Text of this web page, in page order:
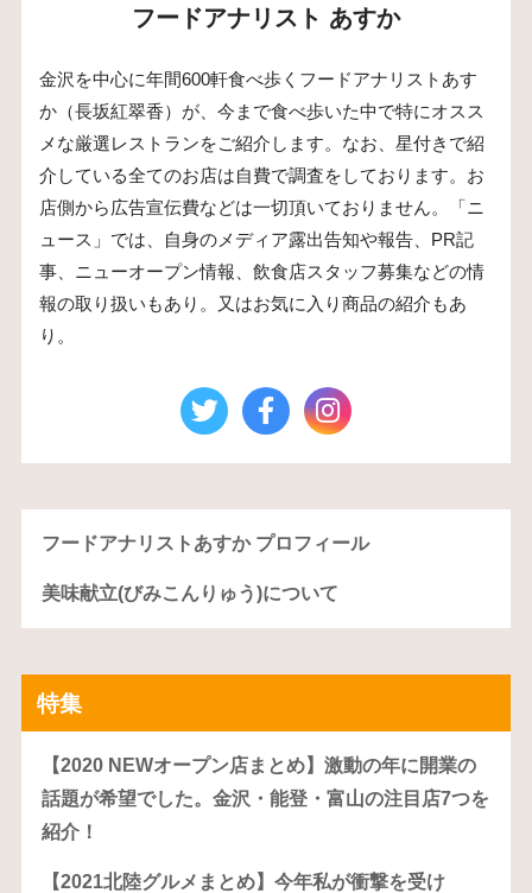
フードアナリスト あすか
金沢を中心に年間600軒食べ歩くフードアナリストあす
か（長坂紅翠香）が、今まで食べ歩いた中で特にオスス
メな厳選レストランをご紹介します。なお、星付きで紹
介している全てのお店は自費で調査をしております。お
店側から広告宣伝費などは一切頂いておりません。「ニ
ュース」では、自身のメディア露出告知や報告、PR記
事、ニューオープン情報、飲食店スタッフ募集などの情
報の取り扱いもあり。又はお気に入り商品の紹介もあ
り。
フードアナリストあすか プロフィール
美味献立(びみこんりゅう)について
特集
【2020 NEWオープン店まとめ】激動の年に開業の
話題が希望でした。金沢・能登・富山の注目店7つを
紹介！
【2021北陸グルメまとめ】今年私が衝撃を受け